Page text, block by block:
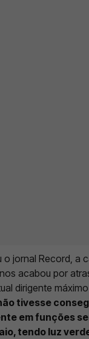
o jornal Record, a
acabou por
dirigente
tivesse
em funções
tendo luz